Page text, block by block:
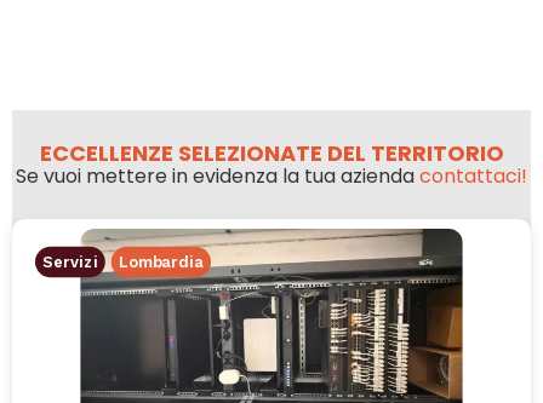
ECCELLENZE SELEZIONATE DEL TERRITORIO
Se vuoi mettere in evidenza la tua aziendacontattaci!
Servizi Lombardia